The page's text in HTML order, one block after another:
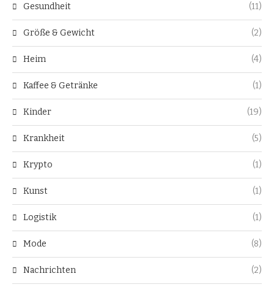
Gesundheit (11)
Größe & Gewicht (2)
Heim (4)
Kaffee & Getränke (1)
Kinder (19)
Krankheit (5)
Krypto (1)
Kunst (1)
Logistik (1)
Mode (8)
Nachrichten (2)